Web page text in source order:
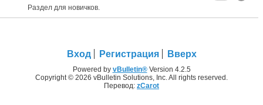
Раздел для новичков.
Вход Регистрация Вверх
Powered by vBulletin®Version 4.2.5
Copyright © 2026 vBulletin Solutions, Inc. All rights reserved.
Перевод: zCarot